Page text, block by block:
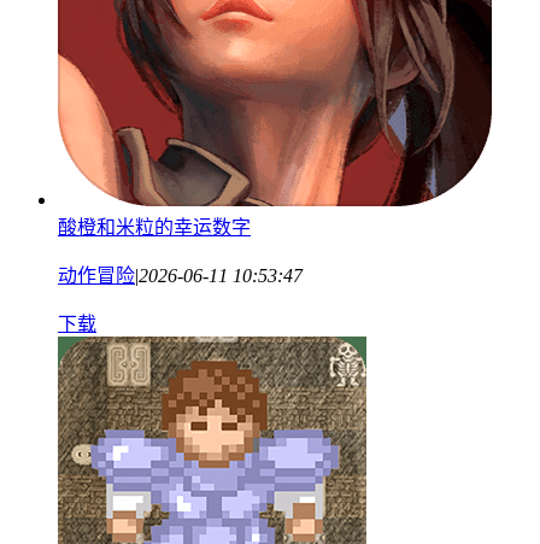
酸橙和米粒的幸运数字
动作冒险|2026-06-11 10:53:47
下载